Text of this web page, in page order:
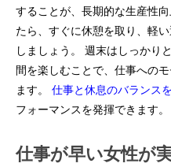
することが、長期的な生産性
たら、すぐに休憩を取り、軽
しましょう。 週末はしっかり
間を楽しむことで、仕事への
ます。 仕事と休息のバランス
フォーマンスを発揮できます。
仕事が早い女性が